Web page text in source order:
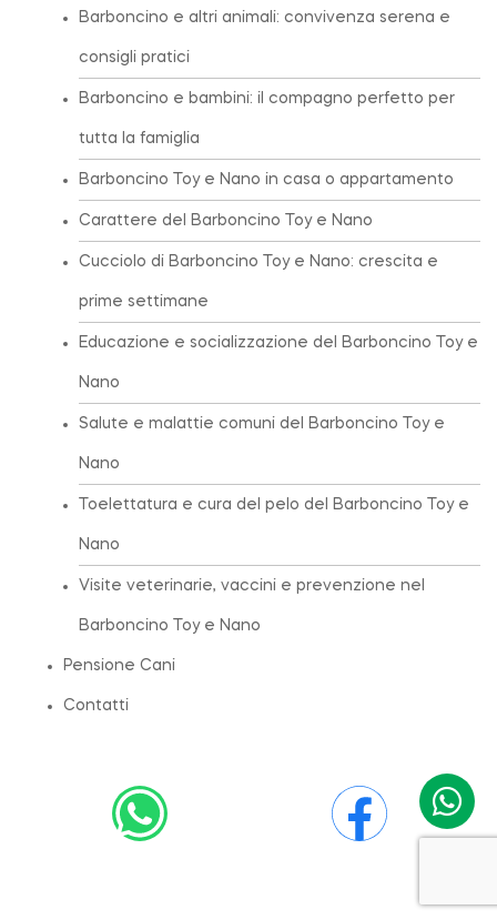
Barboncino e altri animali: convivenza serena e
consigli pratici
Barboncino e bambini: il compagno perfetto per
tutta la famiglia
Barboncino Toy e Nano in casa o appartamento
Carattere del Barboncino Toy e Nano
Cucciolo di Barboncino Toy e Nano: crescita e
prime settimane
Educazione e socializzazione del Barboncino Toy e
Nano
Salute e malattie comuni del Barboncino Toy e
Nano
Toelettatura e cura del pelo del Barboncino Toy e
Nano
Visite veterinarie, vaccini e prevenzione nel
Barboncino Toy e Nano
Pensione Cani
Contatti